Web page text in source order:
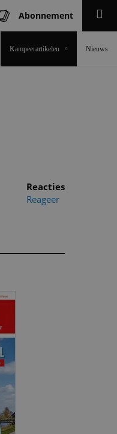
Abonnement
Kampeerartikelen Nieuws
Reacties
Reageer